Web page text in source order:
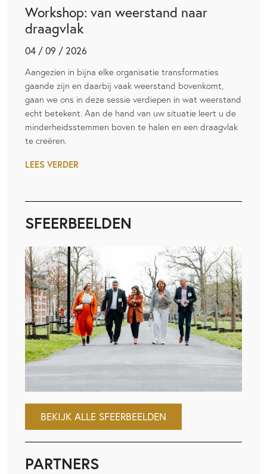
Workshop: van weerstand naar
draagvlak
04 / 09 / 2026
Aangezien in bijna elke organisatie transformaties
gaande zijn en daarbij vaak weerstand bovenkomt,
gaan we ons in deze sessie verdiepen in wat weerstand
echt betekent. Aan de hand van uw situatie leert u de
minderheidsstemmen boven te halen en een draagvlak
te creëren.
LEES VERDER
SFEERBEELDEN
BEKIJK ALLE SFEERBEELDEN
PARTNERS